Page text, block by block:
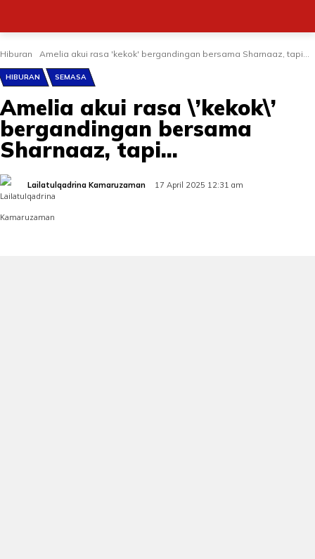
Hiburan Amelia akui rasa 'kekok' bergandingan bersama Sharnaaz, tapi...
HIBURAN SEMASA
Amelia akui rasa \’kekok\’
bergandingan bersama
Sharnaaz, tapi…
Lailatulqadrina Kamaruzaman 17 April 2025 12:31 am